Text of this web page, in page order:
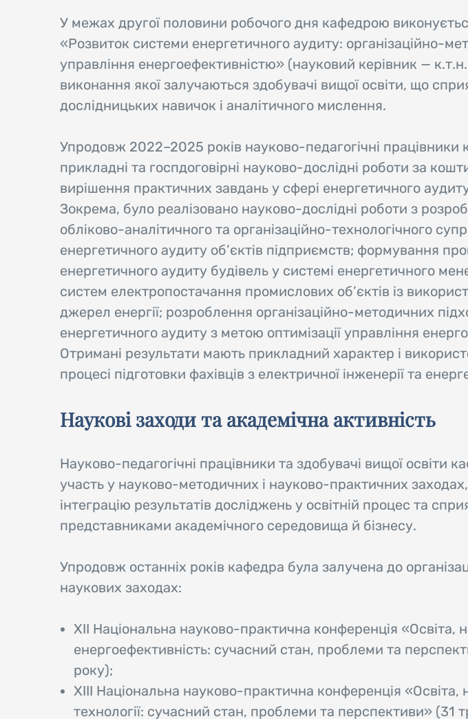
У межах другої половини робочого дня кафедрою
«Розвиток системи енергетичного аудиту: організаційно-
управління енергоефективністю» (науковий керівник —
виконання якої залучаються здобувачі вищої освіти, що
дослідницьких навичок і аналітичного мислення.
Упродовж 2022–2025 років науково-педагогічні
прикладні та госпдоговірні науково-дослідні роботи за
вирішення практичних завдань у сфері енергетичного
Зокрема, було реалізовано науково-дослідні роботи з
обліково-аналітичного та організаційно-технологічного
енергетичного аудиту об’єктів підприємств; формування
енергетичного аудиту будівель у системі енергетичного
систем електропостачання промислових об’єктів із
джерел енергії; розроблення організаційно-методичних
енергетичного аудиту з метою оптимізації управління
Отримані результати мають прикладний характер і
процесі підготовки фахівців з електричної інженерії та
Наукові заходи та академічна активність
Науково-педагогічні працівники та здобувачі вищої освіти
участь у науково-методичних і науково-практичних
інтеграцію результатів досліджень у освітній процес та
представниками академічного середовища й бізнесу.
Упродовж останніх років кафедра була залучена до
наукових заходах:
ХІІ Національна науково-практична конференція «Освіта,
енергоефективність: сучасний стан, проблеми та
року);
ХІІІ Національна науково-практична конференція «Освіта,
технології: сучасний стан, проблеми та перспективи» (31